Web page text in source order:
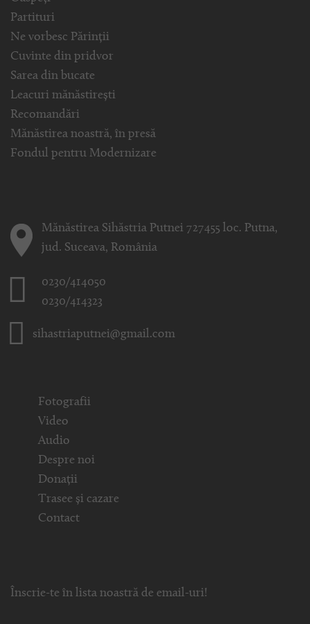
Partituri
Ne vorbesc Părinții
Cuvinte din pridvor
Sarea din bucate
Leacuri mănăstirești
Recomandări
Mănăstirea noastră, în presă
Fondul pentru Modernizare
Mănăstirea Sihăstria Putnei 727455 loc. Putna,
jud. Suceava, România
0230/414050
0230/414323
sihastriaputnei@gmail.com
Fotografii
Video
Audio
Despre noi
Donații
Trasee și cazare
Contact
Înscrie-te în lista noastră de email-uri!